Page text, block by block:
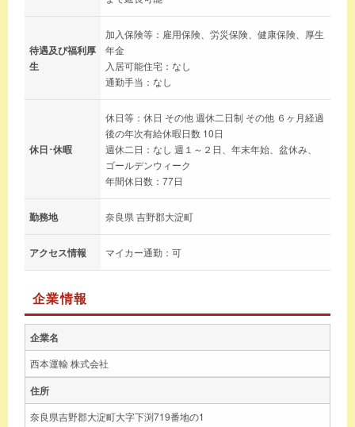
待遇及び福利厚
生
加入保険等：雇用保険、労災保険、健康保険、厚生
年金
入居可能住宅：なし
通勤手当：なし
休日･休暇
休日等：休日 その他 週休二日制 その他 ６ヶ月経過
後の年次有給休暇日数 10日
週休二日：なし 週１～２日、年末年始、盆休み、
ゴールデンウィーク
年間休日数：77日
勤務地 奈良県 吉野郡大淀町
アクセス情報 マイカー通勤：可
企業情報
企業名
西本運輸 株式会社
住所
奈良県吉野郡大淀町大字下渕719番地の1